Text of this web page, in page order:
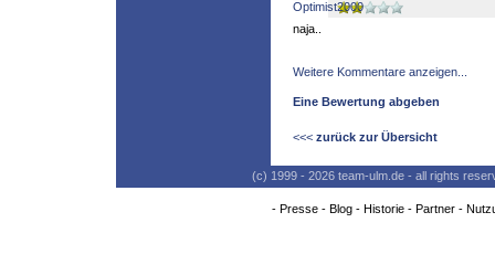
naja..
Weitere Kommentare anzeigen...
Eine Bewertung abgeben
<<< zurück zur Übersicht
(c) 1999 - 2026 team-ulm.de - all rights
- Presse- Blog- Historie- Partner-